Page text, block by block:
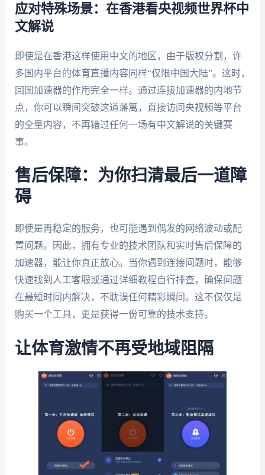
应对特殊场景：在香港看央视频世界杯中
文解说
即使是在香港这样使用中文的地区，由于版权分割，许
多国内平台的体育直播内容同样“仅限中国大陆”。这时，
回国加速器的作用完全一样。通过连接加速器的内地节
点，你可以瞬间突破这道藩篱，直接访问央视频等平台
的全量内容，不再错过任何一场有中文解说的关键赛
事。
售后保障：为你扫清最后一道障
碍
即使是再稳定的服务，也可能遇到偶发的网络波动或配
置问题。因此，拥有专业的技术团队和实时售后保障的
加速器，能让你真正放心。当你遇到连接问题时，能够
快速找到人工客服或通过详细教程自行排查，确保问题
在最短时间内解决，不耽误任何精彩瞬间。这不仅仅是
购买一个工具，更是获得一份可靠的技术支持。
让体育激情不再受地域阻隔